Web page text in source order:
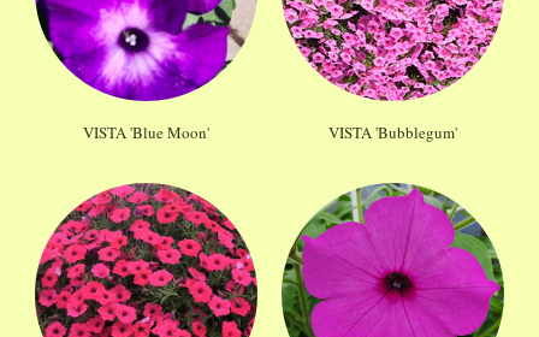
VISTA 'Blue Moon' VISTA 'Bubblegum'